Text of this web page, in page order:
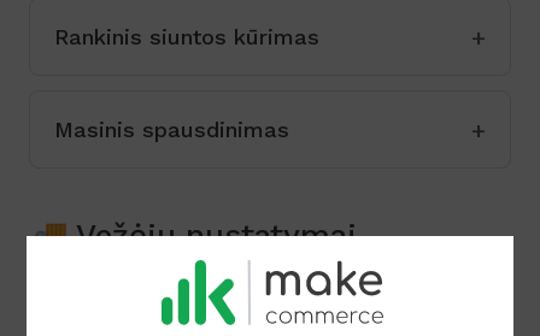
Rankinis siuntos kūrimas
Masinis spausdinimas
🚚 Vežėjų nustatymai
Carriers galite nustatyti vežėjų